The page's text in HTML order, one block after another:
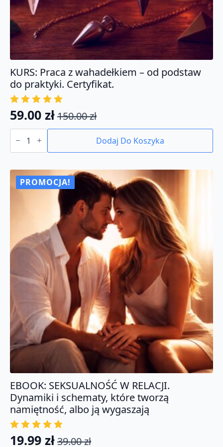
KURS: Praca z wahadełkiem – od podstaw
do praktyki. Certyfikat.
150.00zł
Pierwotna
cena
wynosiła:
150.00 zł.
59.00 zł
Aktualna
cena
wynosi:
59.00 zł.
ilość
KURS:
z
-
od
podstaw
Dodaj Do Koszyka
PROMOCJA!
EBOOK: SEKSUALNOŚĆ W RELACJI.
Dynamiki i schematy, które tworzą
namiętność, albo ją wygaszają
39.00zł
19.99 zł